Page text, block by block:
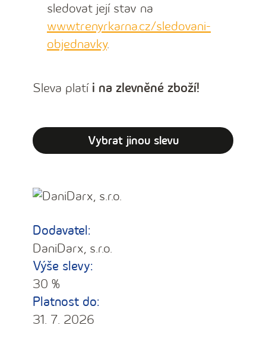
sledovat její stav na
www.trenyrkarna.cz/sledovani-
objednavky.
Sleva platíi na zlevněné zboží!
Vybrat jinou slevu
Dodavatel:
DaniDarx, s.r.o.
Výše slevy:
30 %
Platnost do:
31. 7. 2026